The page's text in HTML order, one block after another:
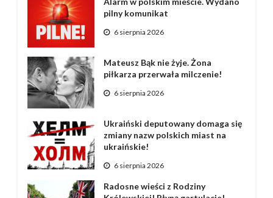
pilny komunikat
6 sierpnia 2026
Mateusz Bąk nie żyje. Żona
piłkarza przerwała milczenie!
6 sierpnia 2026
Ukraiński deputowany domaga się
zmiany nazw polskich miast na
ukraińskie!
6 sierpnia 2026
Radosne wieści z Rodziny